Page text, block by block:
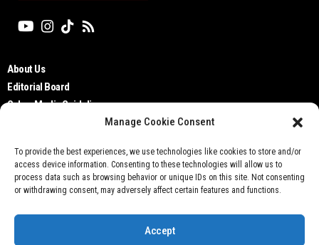
Manage Cookie Consent
To provide the best experiences, we use technologies like cookies to store and/or
access device information. Consenting to these technologies will allow us to
process data such as browsing behavior or unique IDs on this site. Not consenting
or withdrawing consent, may adversely affect certain features and functions.
Accept
About Us
Editorial Board
Cyber Media Guidelines
Privacy Policy
Contact Us